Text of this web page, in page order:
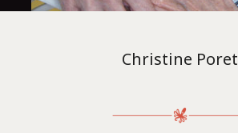
Christine Poret